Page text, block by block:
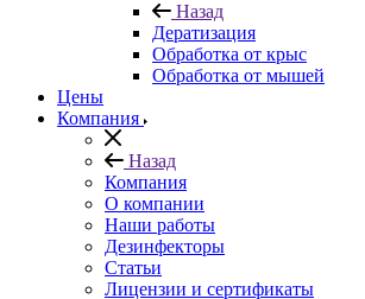
Назад
Дератизация
Обработка от крыс
Обработка от мышей
Цены
Компания
Назад
Компания
О компании
Наши работы
Дезинфекторы
Статьи
Лицензии и сертификаты